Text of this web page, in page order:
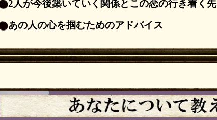
2人が今後築いていく関係とこの恋の行き着く先
あの人の心を掴むためのアドバイス